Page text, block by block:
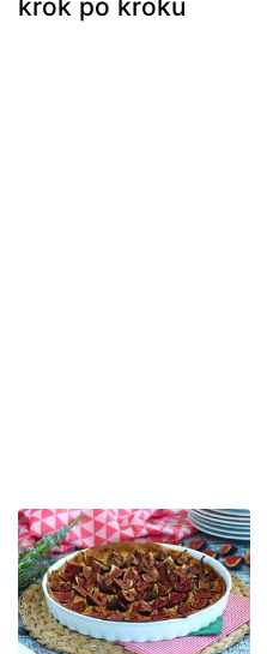
krok po kroku